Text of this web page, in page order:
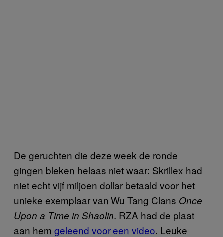
De geruchten die deze week de ronde
gingen bleken helaas niet waar: Skrillex had
niet echt vijf miljoen dollar betaald voor het
unieke exemplaar van Wu Tang Clans Once
Upon a Time in Shaolin. RZA had de plaat
aan hem geleend voor een video. Leuke